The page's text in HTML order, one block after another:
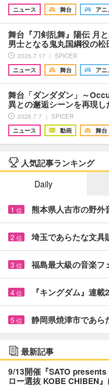
ニュース
舞台 アニ
舞台『刀剣乱舞』陽伝 月
男士となる鬼丸国綱役の
2026.7.17 ｜ SPICER
ニュース
舞台 アニ
舞台「ダンダダン」～
異との邂逅シーンを再現
2026.7.7 ｜ SPICER
ニュース
動画 舞台
人気記事ランキング
Daily
1 位 熊本県人吉市の野
2 位 埼玉であらたな文
3 位 福島最大級の音楽
4 位 『キングダム』連
5 位 静岡県焼津市であ
最新記事
9/13開催『SATO
ロー選抜 KOBE CHIBEN